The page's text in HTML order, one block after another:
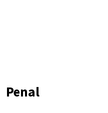
Penal